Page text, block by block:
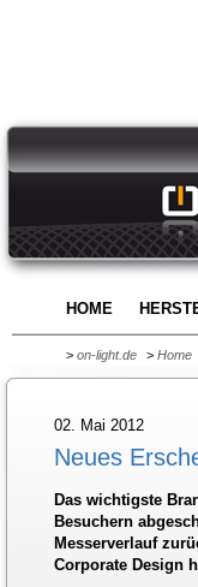
HOME
> on-light.de > Home
02. Mai 2012
Neues
Das wichtigste
Besuchern
Messerverlauf
Corporate Design